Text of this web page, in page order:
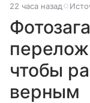
22 часа назад
чтобы
верным